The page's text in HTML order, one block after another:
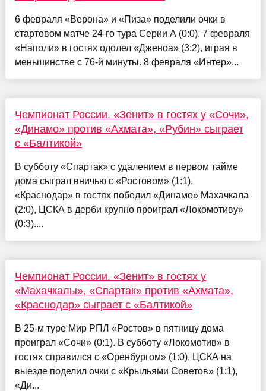
6 февраля «Верона» и «Пиза» поделили очки в
стартовом матче 24-го тура Серии А (0:0). 7 февраля
«Наполи» в гостях одолел «Дженоа» (3:2), играя в
меньшинстве с 76-й минуты. 8 февраля «Интер»...
Чемпионат России. «Зенит» в гостях у «Сочи»,
«Динамо» против «Ахмата», «Рубин» сыграет
с «Балтикой»
В субботу «Спартак» с удалением в первом тайме
дома сыграл вничью с «Ростовом» (1:1),
«Краснодар» в гостях победил «Динамо» Махачкала
(2:0), ЦСКА в дерби крупно проиграл «Локомотиву»
(0:3)....
Чемпионат России. «Зенит» в гостях у
«Махачкалы», «Спартак» против «Ахмата»,
«Краснодар» сыграет с «Балтикой»
В 25-м туре Мир РПЛ «Ростов» в пятницу дома
проиграл «Сочи» (0:1). В субботу «Локомотив» в
гостях справился с «Оренбургом» (1:0), ЦСКА на
выезде поделил очки с «Крыльями Советов» (1:1),
«Ди...